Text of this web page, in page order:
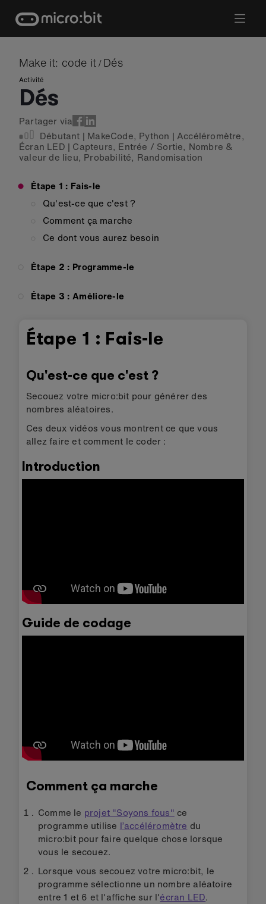
content
Make it: code it / Dés
Activité
Dés
Partager via
Débutant | MakeCode, Python |Accéléromètre,
Écran LED | Capteurs, Entrée / Sortie, Nombre &
valeur de lieu, Probabilité, Randomisation
Étape 1 : Fais-le
Qu'est-ce que c'est ?
Comment ça marche
Ce dont vous aurez besoin
Étape 2 : Programme-le
Étape 3 : Améliore-le
Étape 1 : Fais-le
Qu'est-ce que c'est ?
Secouez votre micro:bit pour générer des
nombres aléatoires.
Ces deux vidéos vous montrent ce que vous
allez faire et comment le coder :
Introduction
Guide de codage
Comment ça marche
Comme le projet "Soyons fous" ce
programme utilise l’accéléromètre du
micro:bit pour faire quelque chose lorsque
vous le secouez.
Lorsque vous secouez votre micro:bit, le
programme sélectionne un nombre aléatoire
entre 1 et 6 et l'affiche sur l'écran LED.